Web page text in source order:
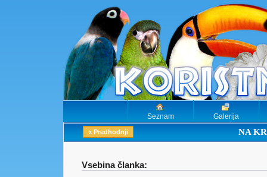
Seznam Galerija
« Predhodnji NA
Vsebina članka: